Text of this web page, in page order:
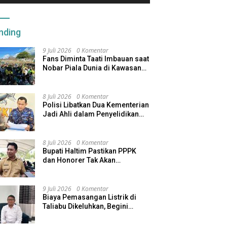
9 Juli 2026 0 Komentar
Fans Diminta Taati Imbauan saat
Nobar Piala Dunia di Kawasan
8 Juli 2026 0 Komentar
Polisi Libatkan Dua Kementerian
Jadi Ahli dalam Penyelidikan
8 Juli 2026 0 Komentar
Bupati Haltim Pastikan PPPK
dan Honorer Tak Akan
9 Juli 2026 0 Komentar
Biaya Pemasangan Listrik di
Taliabu Dikeluhkan, Begini